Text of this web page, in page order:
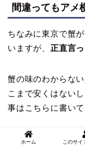
間違ってもアメ
ちなみに東京で蟹
いますが、 正直言
蟹の味のわからな
こまで安くはない
事はこちらに書い
ホーム このサイ